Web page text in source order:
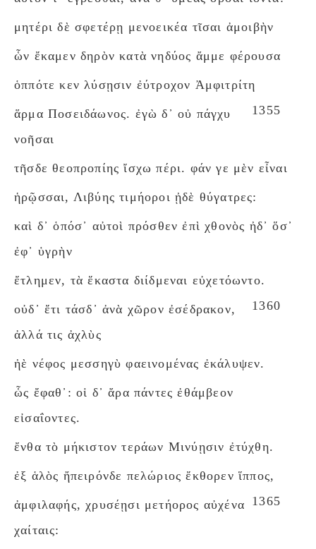
μητέρι δὲ σφετέρῃ μενοεικέα τῖσαι ἀμοιβὴν
ὧν ἔκαμεν δηρὸν κατὰ νηδύος ἄμμε φέρουσα
ὁππότε κεν λύσῃσιν ἐύτροχον Ἀμφιτρίτη
1355
ἅρμα Ποσειδάωνος. ἐγὼ δ᾽ οὐ πάγχυ
νοῆσαι
τῆσδε θεοπροπίης ἴσχω πέρι. φάν γε μὲν εἶναι
ἡρῷσσαι, Λιβύης τιμήοροι ᾐδὲ θύγατρες:
καὶ δ᾽ ὁπόσ᾽ αὐτοὶ πρόσθεν ἐπὶ χθονὸς ἠδ᾽ ὅσ᾽
ἐφ᾽ ὑγρὴν
ἔτλημεν, τὰ ἕκαστα διίδμεναι εὐχετόωντο.
1360
οὐδ᾽ ἔτι τάσδ᾽ ἀνὰ χῶρον ἐσέδρακον,
ἀλλά τις ἀχλὺς
ἠὲ νέφος μεσσηγὺ φαεινομένας ἐκάλυψεν.
ὧς ἔφαθ᾽: οἱ δ᾽ ἄρα πάντες ἐθάμβεον
εἰσαΐοντες.
ἔνθα τὸ μήκιστον τεράων Μινύῃσιν ἐτύχθη.
ἐξ ἁλὸς ἤπειρόνδε πελώριος ἔκθορεν ἵππος,
1365
ἀμφιλαφής, χρυσέῃσι μετήορος αὐχένα
χαίταις: